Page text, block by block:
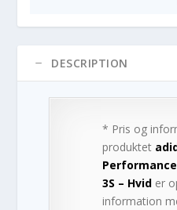
DESCRIPTION
* Pris og
produktet
3S – Hvid er
information